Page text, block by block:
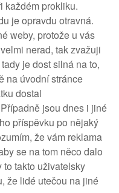
každém prokliku.
je opravdu otravná.
weby, protože u vás
nerad, tak zvažuji
je dost silná na to,
na úvodní stránce
dostal
jsou dnes i jiné
příspěvku po nějaký
že vám reklama
se na tom něco dalo
takto uživatelsky
že lidé utečou na jiné